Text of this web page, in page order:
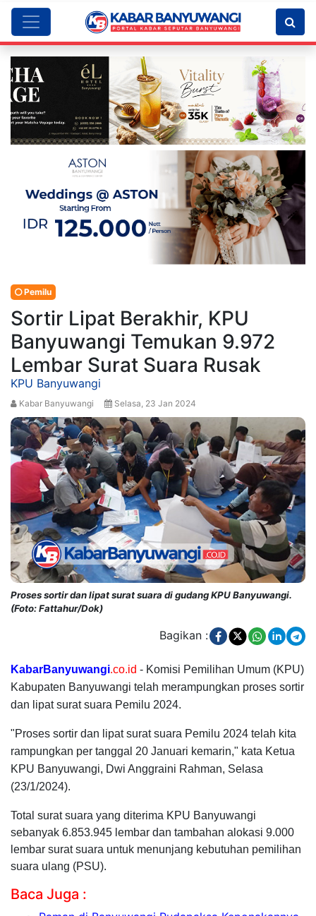
Pemilu
Sortir Lipat Berakhir, KPU
Banyuwangi Temukan 9.972
Lembar Surat Suara Rusak
KPU Banyuwangi
Kabar Banyuwangi Selasa, 23 Jan 2024
Proses sortir dan lipat surat suara di gudang KPU Banyuwangi.
(Foto: Fattahur/Dok)
Bagikan :
KabarBanyuwangi.co.id - Komisi Pemilihan Umum (KPU)
Kabupaten Banyuwangi telah merampungkan proses sortir
dan lipat surat suara Pemilu 2024.
"Proses sortir dan lipat surat suara Pemilu 2024 telah kita
rampungkan per tanggal 20 Januari kemarin," kata Ketua
KPU Banyuwangi, Dwi Anggraini Rahman, Selasa
(23/1/2024).
Total surat suara yang diterima KPU Banyuwangi
sebanyak 6.853.945 lembar dan tambahan alokasi 9.000
lembar surat suara untuk menunjang kebutuhan pemilihan
suara ulang (PSU).
Baca Juga :